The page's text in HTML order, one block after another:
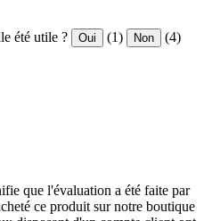
été utile ? Oui (1) Non (4)
que l'évaluation a été faite par
ce produit sur notre boutique